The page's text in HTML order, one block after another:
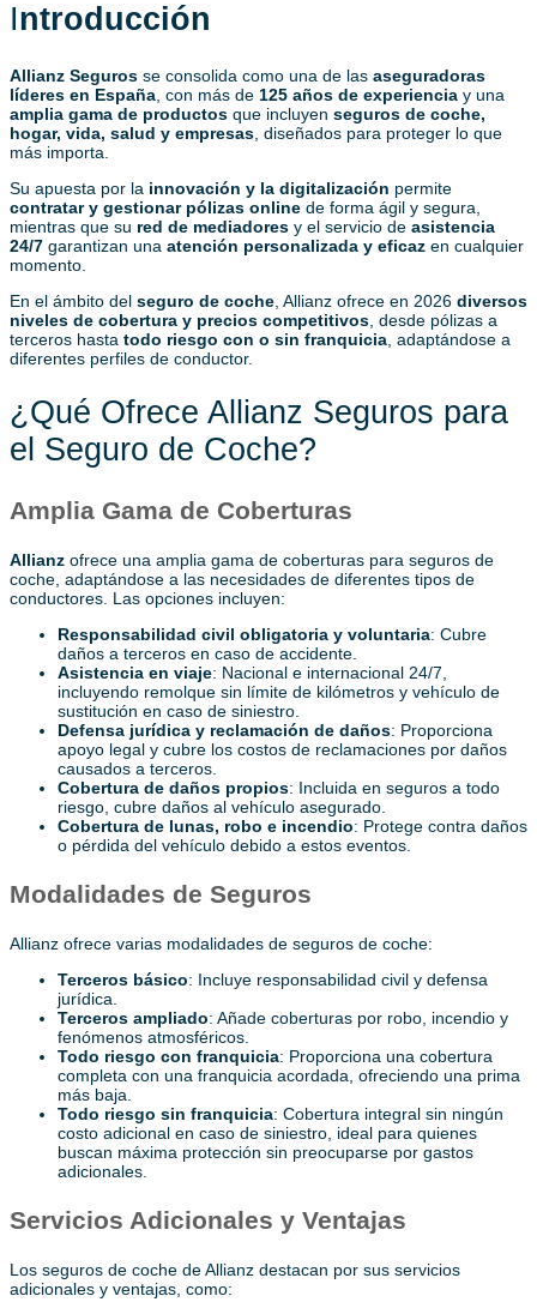
Introducción
Allianz Seguros se consolida como una de las aseguradoras
líderes en España , con más de 125 años de experiencia y una
amplia gama de productos que incluyen seguros de coche,
hogar, vida, salud y empresas , diseñados para proteger lo que
más importa.
Su apuesta por la innovación y la digitalización permite
contratar y gestionar pólizas online de forma ágil y segura,
mientras que su red de mediadores y el servicio de asistencia
24/7 garantizan una atención personalizada y eficaz en cualquier
momento.
En el ámbito del seguro de coche , Allianz ofrece en 2026 diversos
niveles de cobertura y precios competitivos , desde pólizas a
terceros hasta todo riesgo con o sin franquicia , adaptándose a
diferentes perfiles de conductor.
¿Qué Ofrece Allianz Seguros para
el Seguro de Coche?
Amplia Gama de Coberturas
Allianz ofrece una amplia gama de coberturas para seguros de
coche, adaptándose a las necesidades de diferentes tipos de
conductores. Las opciones incluyen:
Responsabilidad civil obligatoria y voluntaria: Cubre
daños a terceros en caso de accidente.
Asistencia en viaje: Nacional e internacional 24/7,
incluyendo remolque sin límite de kilómetros y vehículo de
sustitución en caso de siniestro.
Defensa jurídica y reclamación de daños: Proporciona
apoyo legal y cubre los costos de reclamaciones por daños
causados a terceros.
Cobertura de daños propios: Incluida en seguros a todo
riesgo, cubre daños al vehículo asegurado.
Cobertura de lunas, robo e incendio: Protege contra daños
o pérdida del vehículo debido a estos eventos.
Modalidades de Seguros
Allianz ofrece varias modalidades de seguros de coche:
Terceros básico: Incluye responsabilidad civil y defensa
jurídica.
Terceros ampliado: Añade coberturas por robo, incendio y
fenómenos atmosféricos.
Todo riesgo con franquicia: Proporciona una cobertura
completa con una franquicia acordada, ofreciendo una prima
más baja.
Todo riesgo sin franquicia: Cobertura integral sin ningún
costo adicional en caso de siniestro, ideal para quienes
buscan máxima protección sin preocuparse por gastos
adicionales.
Servicios Adicionales y Ventajas
Los seguros de coche de Allianz destacan por sus servicios
adicionales y ventajas, como: